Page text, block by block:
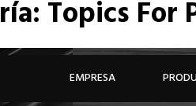
EMPRESA
Topics For